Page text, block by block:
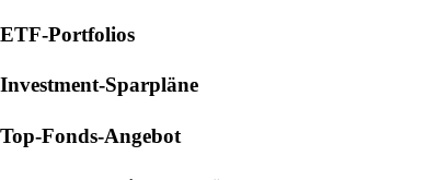
ETF-Portfolios
Investment-Sparpläne
Top-Fonds-Angebot